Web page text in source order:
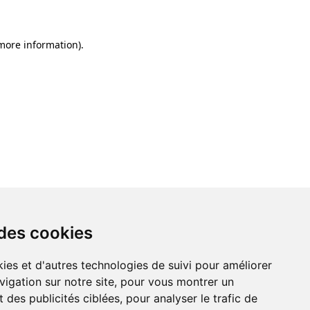
cookies
et d'autres technologies de suivi pour améliorer
sur notre site, pour vous montrer un
des publicités ciblées, pour analyser le trafic de
information).